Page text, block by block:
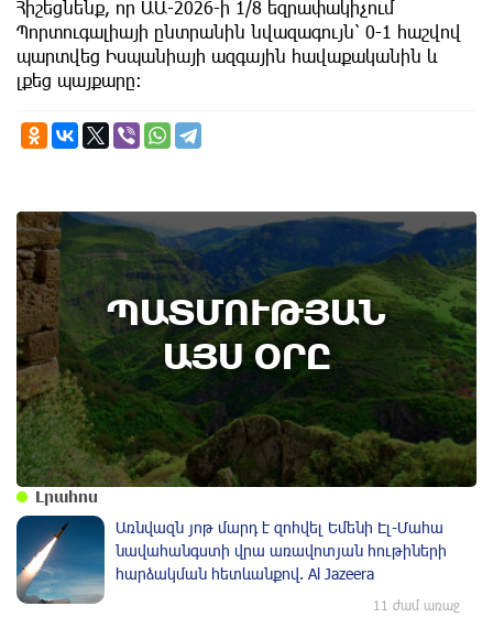
Հիշեցնենք, որ ԱԱ-2026-ի 1/8 եզրափակիչում
Պորտուգալիայի ընտրանին նվազագույն՝ 0-1 հաշվով
պարտվեց Իսպանիայի ազգային հավաքականին և
լքեց պայքարը։
ՊԱՏՄՈՒԹՅԱՆ
ԱՅՍ ՕՐԸ
10th of August
Անտառային հրդեհներից պաշտպանության
օր. պատմության այս օրը (9 օգոստոս)
Լրահոս
Առնվազն յոթ մարդ է զոհվել Եմենի Էլ-Մահա
նավահանգստի վրա առավոտյան հութիների
հարձակման հետևանքով. Al Jazeera
11 ժամ առաջ